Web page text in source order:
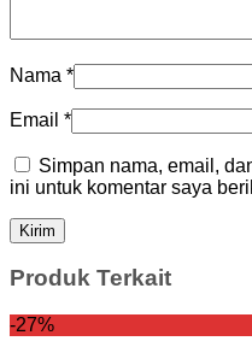
Nama *
Email *
Simpan nama, email,
ini untuk komentar saya
Produk Terkait
-27%